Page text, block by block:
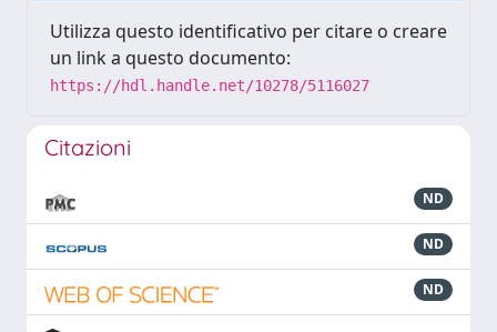
Utilizza questo identificativo per citare o creare
un link a questo documento:
https://hdl.handle.net/10278/5116027
Citazioni
ND
ND
ND